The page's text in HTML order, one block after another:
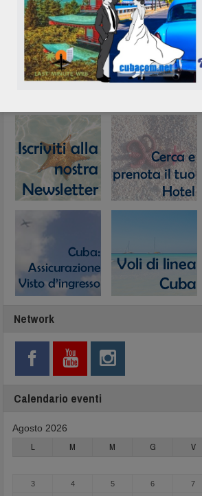
Network
Calendario eventi
Agosto 2026
L M M G V
3 4 5 6 7